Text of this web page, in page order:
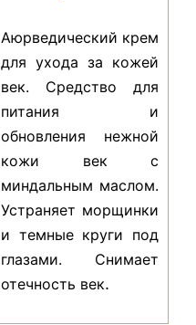
Аюрведический крем
для ухода за кожей
век. Средство для
питания и
обновления нежной
кожи век с
миндальным маслом.
Устраняет морщинки
и темные круги под
глазами. Снимает
отечность век.